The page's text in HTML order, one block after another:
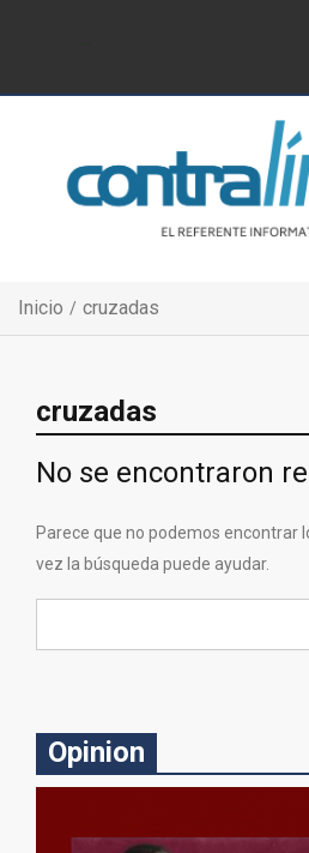
Inicio cruzadas
cruzadas
No se encontraron
Parece que no podemos encontrar
vez la búsqueda puede ayudar.
Opinion